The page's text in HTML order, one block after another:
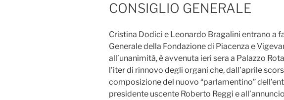
CONSIGLIO GENERALE
Cristina Dodici e Leonardo Bragalini entrano a
Generale della Fondazione di Piacenza e
all’unanimità, è avvenuta ieri sera a Palazzo
l’iter di rinnovo degli organi che, dall’aprile
composizione del nuovo “parlamentino”
presidente uscente Roberto Reggi e